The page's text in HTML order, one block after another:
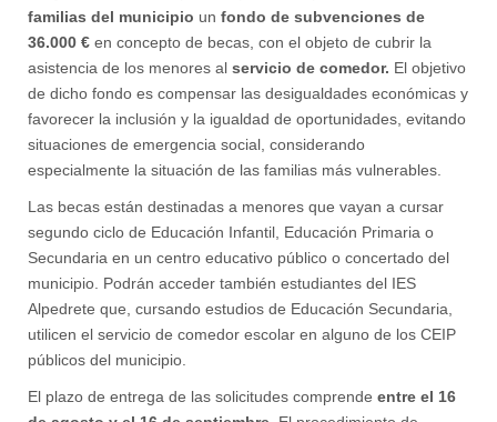
familias del municipio un fondo de subvenciones de
36.000 € en concepto de becas, con el objeto de cubrir la
asistencia de los menores al servicio de comedor. El objetivo
de dicho fondo es compensar las desigualdades económicas y
favorecer la inclusión y la igualdad de oportunidades, evitando
situaciones de emergencia social, considerando
especialmente la situación de las familias más vulnerables.
Las becas están destinadas a menores que vayan a cursar
segundo ciclo de Educación Infantil, Educación Primaria o
Secundaria en un centro educativo público o concertado del
municipio. Podrán acceder también estudiantes del IES
Alpedrete que, cursando estudios de Educación Secundaria,
utilicen el servicio de comedor escolar en alguno de los CEIP
públicos del municipio.
El plazo de entrega de las solicitudes comprende entre el 16